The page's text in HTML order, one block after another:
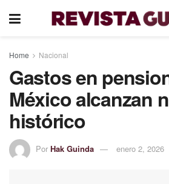
Home Nacional
Gastos en
México alcanzan
histórico
Por Hak Guinda enero 2, 2026